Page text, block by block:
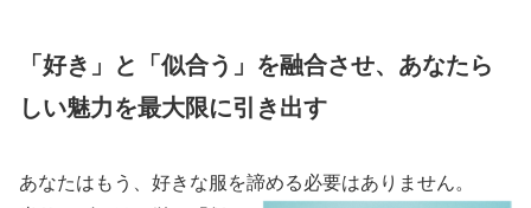
「好き」と「似合う」を融合させ、あなたら
しい魅力を最大限に引き出す
あなたはもう、好きな服を諦める必要はありません。